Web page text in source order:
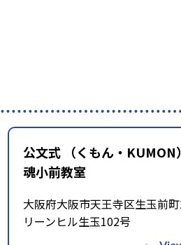
公文式 （くもん・KUMON
魂小前教室
大阪府大阪市天王寺区生玉前
リーンヒル生玉102号